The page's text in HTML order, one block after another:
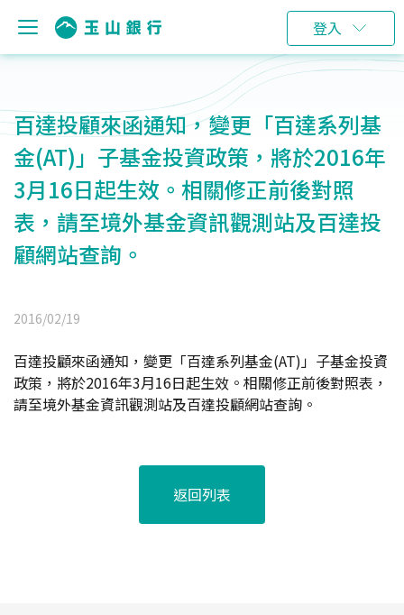
登入
百達投顧來函通知，變更「百達系列基
金(AT)」子基金投資政策，將於2016年
3月16日起生效。相關修正前後對照
表，請至境外基金資訊觀測站及百達投
顧網站查詢。
2016/02/19
百達投顧來函通知，變更「百達系列基金(AT)」子基金投資
政策，將於2016年3月16日起生效。相關修正前後對照表，
請至境外基金資訊觀測站及百達投顧網站查詢。
返回列表